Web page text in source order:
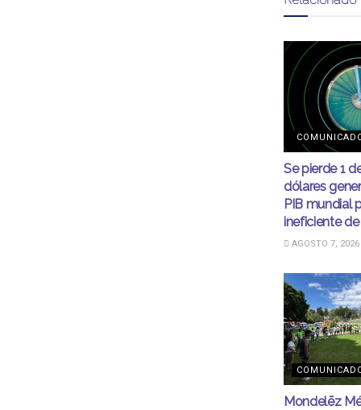
Se pierde 1
dólares
PIB mundial
ineficiente
AGOSTO 7, 2026
Mondelēz